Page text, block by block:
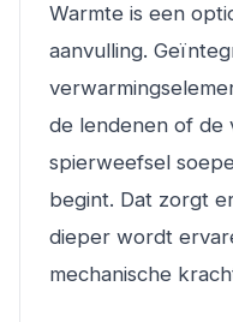
Warmte is een
aanvulling.
de lendenen of de
spierweefsel
begint. Dat zorgt
dieper wordt
mechanische